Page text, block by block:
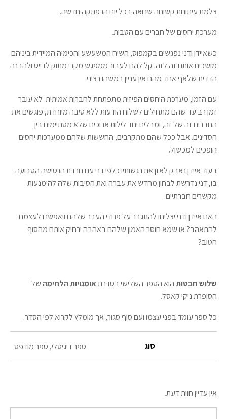
צלמת עיתונות קשוחה שרואה בכל יום הרפתקה חדשה.
מערכת יחסים של חברים עם הטבות.
כשאיידן ודני נפגשים בקמפוס, השיח המשעשע והכימיה המיידית ביניהם
מושכים אותם זה לזה. קל להם לעבור ממפגש מקרי מתוק לדייט ולהבנה
הדדית שלאף אחד מהם אין עניין במשהו רציני.
עם הזמן, מערכת היחסים הפיזית מתפתחת לחברות אמיתית. לא עובר
זמן רב עד שהם מתחילים לשלוח הודעות ללא סיבה מיוחדת, פוגשים את
החברים זה של זה, ומבלים יחד לילות ארוכים שלא מסתיימים בין
הסדינים. אבל ככל שהם מתקרבים, החששות שלהם ממערכות יחסים
הופכים למכשול.
בעוד איידן נאבק לאזן את רגשותיו כלפי דני עם חרדת הנטישה הטבועה
בו, דני נדרשת לבחון מחדש את עברה ואת הסיבות שלה להימנעות
מקשרים חברתיים.
האם איידן ודני יצליחו להתגבר על פחדי העבר שלהם ויאפשרו לעצמם
להתאהב? או שמא חוסר האמון שלהם באהבה ירחיק אותם מהסוף
הטוב?
שלוש חבטותהוא הספר השלישי בסדרתאומנויות הלחימה של
הסופרת ניקי קאסל.
כל ספר עומד בפני עצמו ועם סוף סגור, אך מומלץ לקרוא לפי הסדר.
סוג ספר דיגיטלי, ספר מודפס
אין עדיין חוות דעת.